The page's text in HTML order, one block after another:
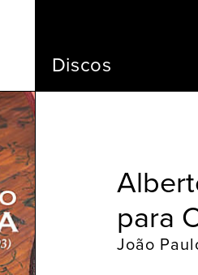
Discos
para
João